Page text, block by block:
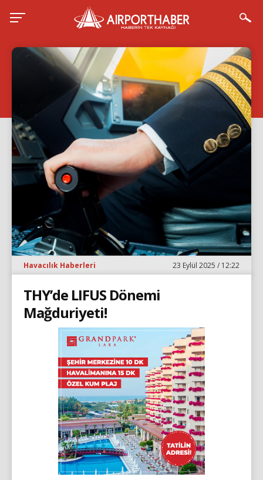
Havacılık Haberleri 23 Eylül 2025 / 12:22
THY’de LIFUS Dönemi
Mağduriyeti!